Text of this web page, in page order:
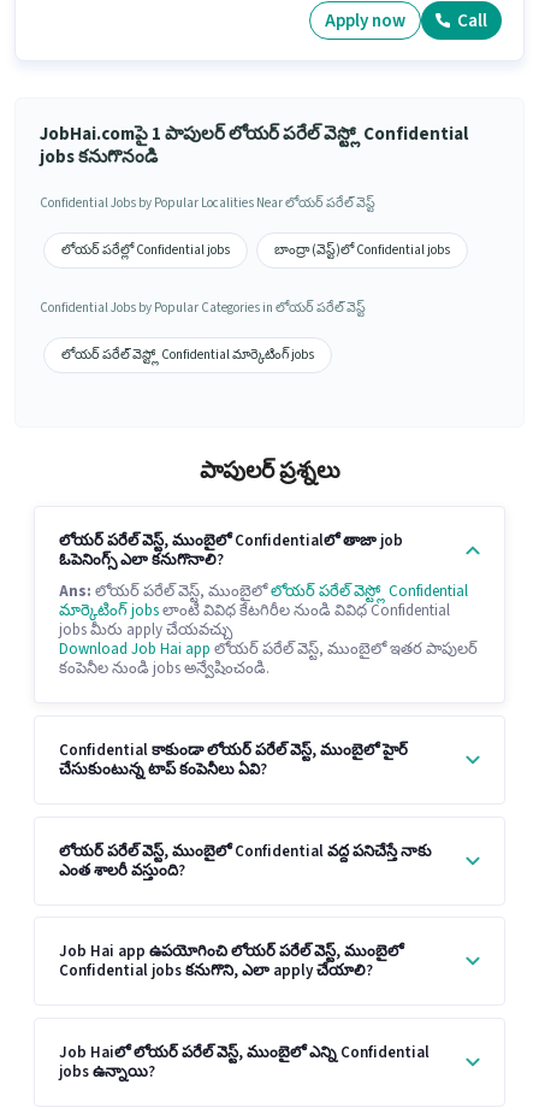
Apply now Call
JobHai.comపై 1 పాపులర్ లోయర్ పరేల్ వెస్ట్లో Confidential
jobs కనుగొనండి
Confidential Jobs by Popular Localities Near లోయర్ పరేల్ వెస్ట్
లోయర్ పరేల్లో Confidential jobs బాంద్రా (వెస్ట్)లో Confidential jobs
Confidential Jobs by Popular Categories in లోయర్ పరేల్ వెస్ట్
లోయర్ పరేల్ వెస్ట్లో Confidential మార్కెటింగ్ jobs
పాపులర్ ప్రశ్నలు
లోయర్ పరేల్ వెస్ట్, ముంబైలో Confidentialలో తాజా job
ఓపెనింగ్స్ ఎలా కనుగొనాలి?
Ans: లోయర్ పరేల్ వెస్ట్, ముంబైలోలోయర్ పరేల్ వెస్ట్లో Confidential
మార్కెటింగ్ jobsలాంటి వివిధ కేటగిరీల నుండి వివిధ Confidential
jobs మీరు apply చేయవచ్చు
Download Job Hai app లోయర్ పరేల్ వెస్ట్, ముంబైలో ఇతర పాపులర్
కంపెనీల నుండి jobs అన్వేషించండి.
Confidential కాకుండా లోయర్ పరేల్ వెస్ట్, ముంబైలో హైర్
చేసుకుంటున్న టాప్ కంపెనీలు ఏవి?
లోయర్ పరేల్ వెస్ట్, ముంబైలో Confidential వద్ద పనిచేస్తే నాకు
ఎంత శాలరీ వస్తుంది?
Job Hai app ఉపయోగించి లోయర్ పరేల్ వెస్ట్, ముంబైలో
Confidential jobs కనుగొని, ఎలా apply చేయాలి?
Job Haiలో లోయర్ పరేల్ వెస్ట్, ముంబైలో ఎన్ని Confidential
jobs ఉన్నాయి?